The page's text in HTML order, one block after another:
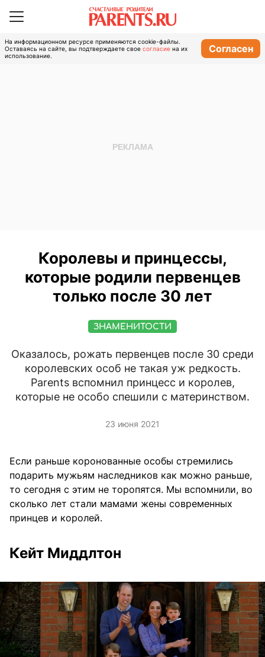
На информационном ресурсе применяются cookie-файлы.
Оставаясь на сайте, вы подтверждаете свое согласие на их
использование.
Согласен
Королевы и принцессы,
которые родили первенцев
только после 30 лет
ЗНАМЕНИТОСТИ
Оказалось, рожать первенцев после 30 среди
королевских особ не такая уж редкость.
Parents вспомнил принцесс и королев,
которые не особо спешили с материнством.
23 июня 2021
Если раньше коронованные особы стремились
подарить мужьям наследников как можно раньше,
то сегодня с этим не торопятся. Мы вспомнили, во
сколько лет стали мамами жены современных
принцев и королей.
Кейт Миддлтон